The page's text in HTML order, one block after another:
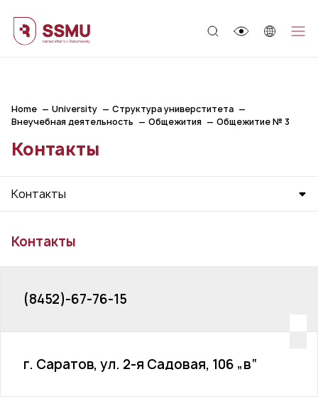
Home University
Структура универститета
Внеучебная деятельность
Общежития Общежитие № 3
Контакты
Контакты
Контакты
(8452)-67-76-15
г. Саратов, ул. 2-я Садовая, 106 „в“